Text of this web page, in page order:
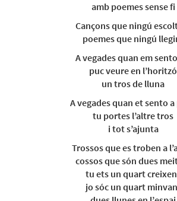
amb poemes sense fi
Cançons que ningú
poemes que ningú
A vegades quan em
puc veure en l’horitzó
un tros de lluna
A vegades quan et sento
tu portes l’altre tros
i tot s’ajunta
Trossos que es troben a
cossos que són dues
tu ets un quart
jo sóc un quart